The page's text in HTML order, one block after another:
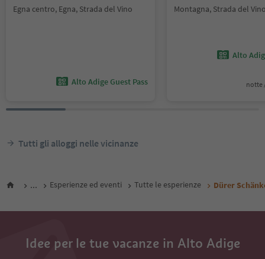
Egna centro, Egna, Strada del Vino
Alto Adige Guest Pass
Montagna, Strada del
Alto
notte
Tutti gli alloggi nelle vicinanze
... Esperienze ed eventi Tutte le esperienze Dürer
Idee per le tue vacanze in Alto Adige